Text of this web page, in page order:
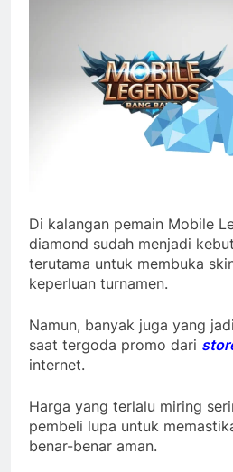
Di kalangan pemain Mobile
diamond sudah menjadi
terutama untuk membuka
keperluan turnamen.
Namun, banyak juga yang
saat tergoda promo dari
internet.
Harga yang terlalu miring
pembeli lupa untuk
benar-benar aman.